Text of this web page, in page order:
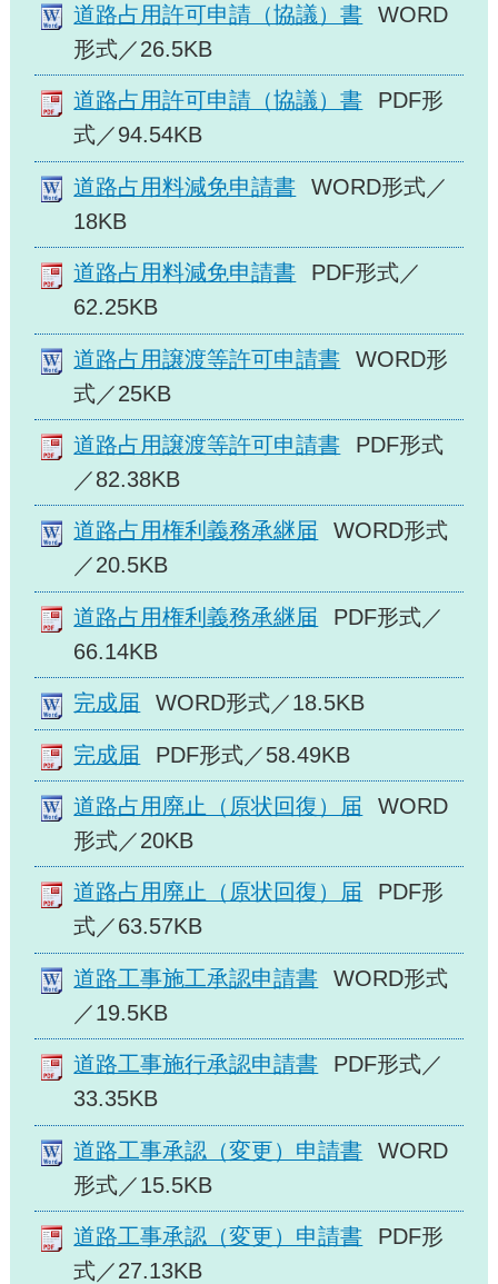
道路占用許可申請（協議）書
WORD
形式／26.5KB
道路占用許可申請（協議）書
PDF形
式／94.54KB
道路占用料減免申請書
WORD形式／
18KB
道路占用料減免申請書
PDF形式／
62.25KB
道路占用譲渡等許可申請書
WORD形
式／25KB
道路占用譲渡等許可申請書
PDF形式
／82.38KB
道路占用権利義務承継届
WORD形式
／20.5KB
道路占用権利義務承継届
PDF形式／
66.14KB
完成届 WORD形式／18.5KB
完成届 PDF形式／58.49KB
道路占用廃止（原状回復）届
WORD
形式／20KB
道路占用廃止（原状回復）届
PDF形
式／63.57KB
道路工事施工承認申請書
WORD形式
／19.5KB
道路工事施行承認申請書
PDF形式／
33.35KB
道路工事承認（変更）申請書
WORD
形式／15.5KB
道路工事承認（変更）申請書
PDF形
式／27.13KB